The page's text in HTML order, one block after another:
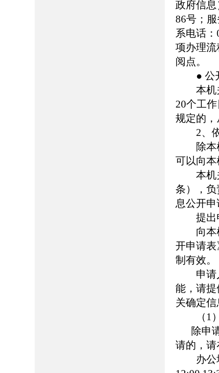
政府信
86号；
系电话
项办理
阅点。
● 公
本机关
20个工
规定的
2、依
除本机
可以向
本机关
条），
息公开
提出
向本机
开申请
制有效。
申请人
能，请
关确定
（
除申
请的，
办公